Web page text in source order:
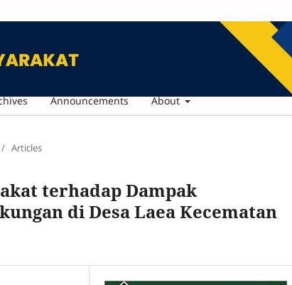
Announcements About
/ Articles
terhadap Dampak
di Desa Laea Kecematan